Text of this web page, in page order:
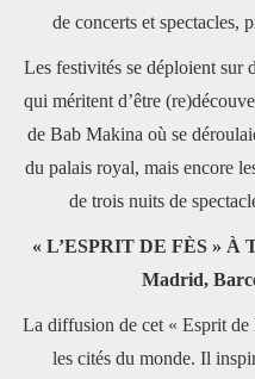
de concerts et spectacles,
Les festivités se déploient sur
qui méritent d’être
de Bab Makina où se
du palais royal, mais encore
de trois nuits de
« L’ESPRIT DE FÈS » À
Madrid,
La diffusion de cet « Esprit de
les cités du monde. Il